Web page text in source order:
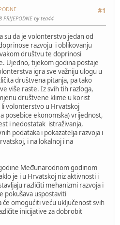
#1
by tea44
su da je volonterstvo jedan od
razvoju i oblikovanju
društvu te doprinosi
Ujedno, tijekom godina postaje
igra sve važniju ulogu u
društvena pitanja, pa tako
više raste. Iz svih tih razloga,
društvene klime u korist
volonterstvo u Hrvatskoj
posebice ekonomska) vrijednost,
i nedostatak istraživanja,
podataka i pokazatelja razvoja i
i na lokalnoj i na
Međunarodnom godinom
je i u Hrvatskoj niz aktivnosti i
različiti mehanizmi razvoja i
pokušava uspostaviti
omogućiti veću uključenost svih
inicijative za dobrobit